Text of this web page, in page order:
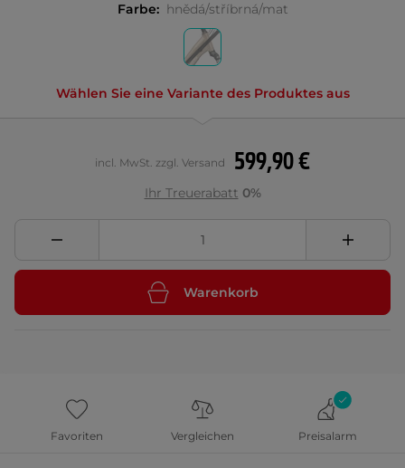
Farbe: hnědá/stříbrná/mat
Wählen Sie eine Variante des Produktes aus
599,90 €
incl. MwSt. zzgl. Versand
Ihr Treuerabatt 0%
Warenkorb
Favoriten Vergleichen Preisalarm